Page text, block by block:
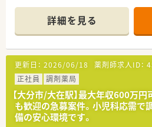
す。
■薬剤師は正社員とパートを合わ
タッフと共に協力して働いていま
【募集背景と求める人物像について
■体制強化を目的とした増員募集
働ける方を積極的に採用しています
■ブランクがある方や未経験の方
制度で安心して業務を始められま
■チームワークを重視し、周囲と
動できる人物像を求めています。
詳細を見る
更新日： 2026/06/18 薬剤師求人ID：
正社員
調剤薬局
【大分市/大在駅】最大年収600万
も歓迎の急募案件。小児科応需で
備の安心環境です。